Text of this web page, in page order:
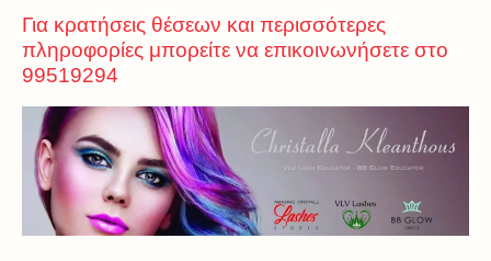
Για κρατήσεις θέσεων και περισσότερες
πληροφορίες μπορείτε να επικοινωνήσετε στο
99519294